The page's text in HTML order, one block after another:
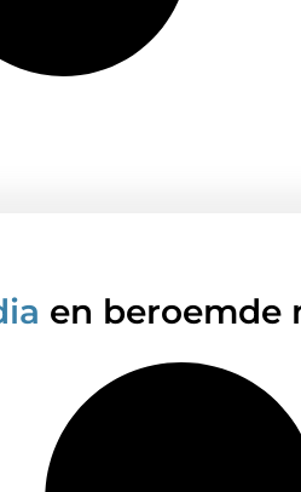
en beroemde